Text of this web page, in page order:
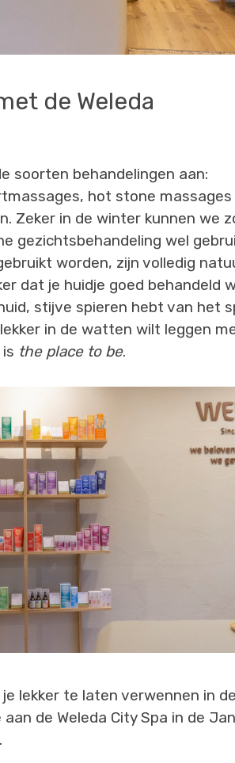
de Weleda
soorten behandelingen aan:
hot stone massages
Zeker in de winter kunnen we
gezichtsbehandeling wel
worden, zijn volledig
dat je huidje goed behandeld
stijve spieren hebt van het
in de watten wilt leggen
the place to be.
lekker te laten verwennen in
de Weleda City Spa in de